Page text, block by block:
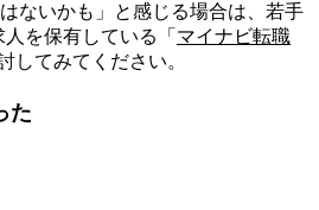
ないかも」と感じる場合は、若手
を保有している「 マイナビ転職
してみてください。
た